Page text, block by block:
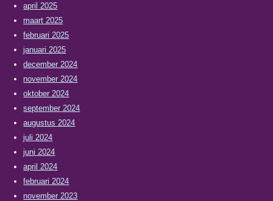
april 2025
maart 2025
februari 2025
januari 2025
december 2024
november 2024
oktober 2024
september 2024
augustus 2024
juli 2024
juni 2024
april 2024
februari 2024
november 2023